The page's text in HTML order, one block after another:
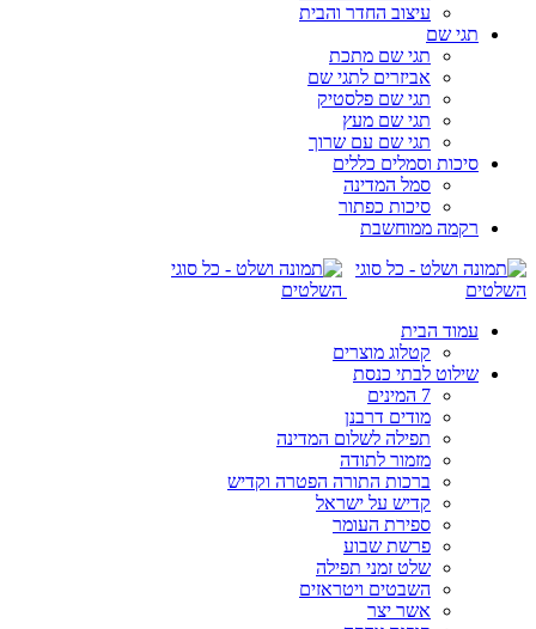
עיצוב החדר והבית
תגי שם
תגי שם מתכת
אביזרים לתגי שם
תגי שם פלסטיק
תגי שם מעץ
תגי שם עם שרוך
סיכות וסמלים כללים
סמל המדינה
סיכות כפתור
רקמה ממוחשבת
עמוד הבית
קטלוג מוצרים
שילוט לבתי כנסת
7 המינים
מודים דרבנן
תפילה לשלום המדינה
מזמור לתודה
ברכות התורה הפטרה וקדיש
קדיש על ישראל
ספירת העומר
פרשת שבוע
שלט זמני תפילה
השבטים ויטראזים
אשר יצר